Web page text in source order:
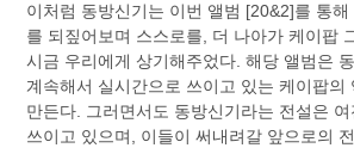
이처럼 동방신기는 이번 앨범 [20&2]를 통
를 되짚어보며 스스로를, 더 나아가 케이팝
시금 우리에게 상기해주었다. 해당 앨범은
계속해서 실시간으로 쓰이고 있는 케이팝의
만든다. 그러면서도 동방신기라는 전설은
쓰이고 있으며, 이들이 써내려갈 앞으로의